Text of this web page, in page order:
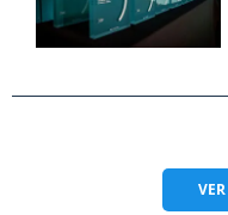
VER